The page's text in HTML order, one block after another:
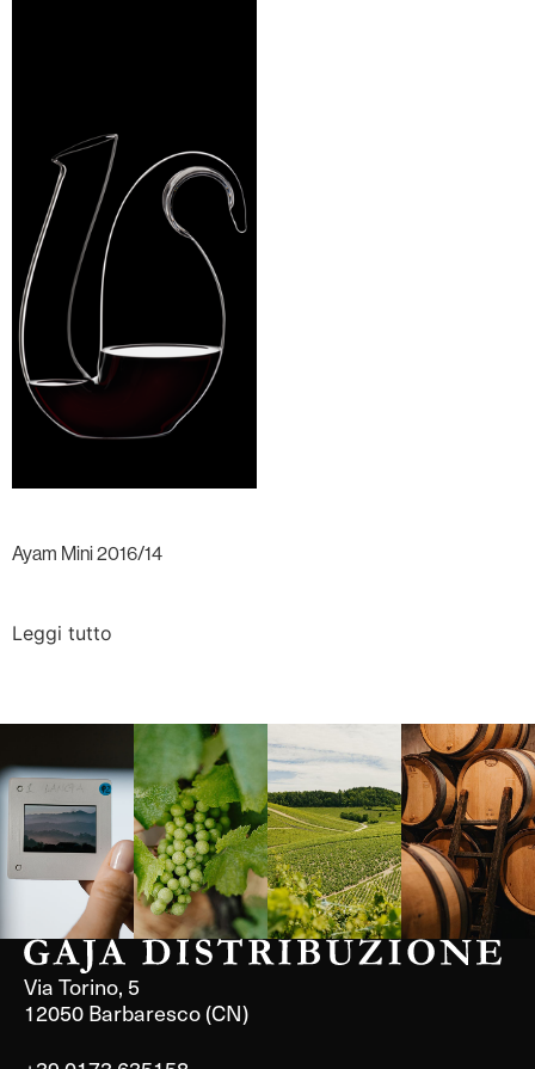
Ayam Mini 2016/14
Leggi tutto
Langa, 1977 Borgogna,
Francia
Borgogna,
Francia
Instagram
Via Torino, 5
12050 Barbaresco (CN)